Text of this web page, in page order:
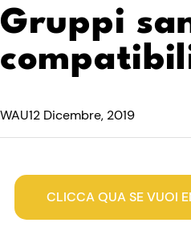
Gruppi
WAU12 Dicembre, 2019
CLICCA QUA SE VUOI